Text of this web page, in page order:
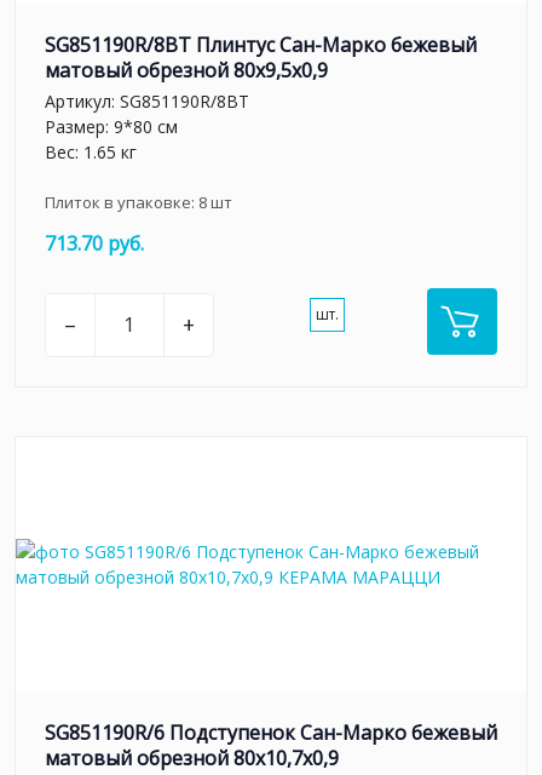
SG851190R/8BT Плинтус Сан-Марко бежевый
матовый обрезной 80x9,5x0,9
Артикул: SG851190R/8BT
Размер: 9*80 см
Вес: 1.65 кг
Плиток в упаковке: 8шт
713.70 руб.
– + шт.
SG851190R/6 Подступенок Сан-Марко бежевый
матовый обрезной 80x10,7x0,9